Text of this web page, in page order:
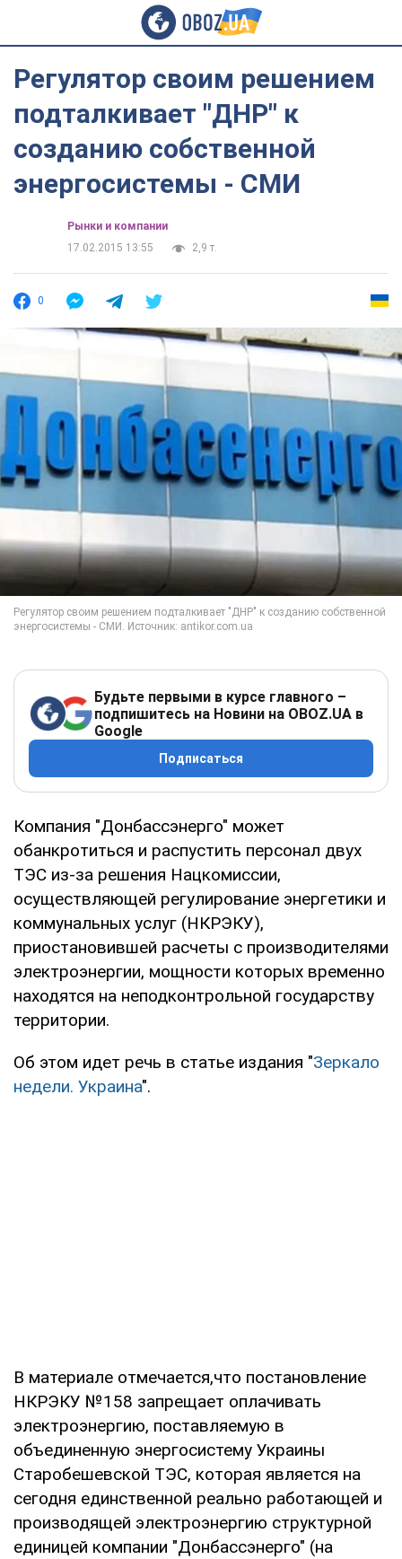
Регулятор своим решением
подталкивает "ДНР" к
созданию собственной
энергосистемы - СМИ
Рынки и компании
17.02.2015 13:55
2,9 т.
0
Будьте первыми в курсе главного –
подпишитесь на Новини на OBOZ.UA в
Google
Подписаться
Компания "Донбассэнерго" может
обанкротиться и распустить персонал двух
ТЭС из-за решения Нацкомиссии,
осуществляющей регулирование энергетики и
коммунальных услуг (НКРЭКУ),
приостановившей расчеты с производителями
электроэнергии, мощности которых временно
находятся на неподконтрольной государству
территории.
Об этом идет речь в статье издания "Зеркало
недели. Украина".
В материале отмечается,что постановление
НКРЭКУ №158 запрещает оплачивать
электроэнергию, поставляемую в
объединенную энергосистему Украины
Старобешевской ТЭС, которая является на
сегодня единственной реально работающей и
производящей электроэнергию структурной
единицей компании "Донбассэнерго" (на